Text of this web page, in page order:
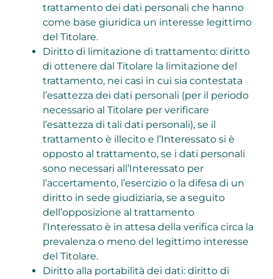
trattamento dei dati personali che hanno
come base giuridica un interesse legittimo
del Titolare.
Diritto di limitazione di trattamento: diritto
di ottenere dal Titolare la limitazione del
trattamento, nei casi in cui sia contestata
l’esattezza dei dati personali (per il periodo
necessario al Titolare per verificare
l’esattezza di tali dati personali), se il
trattamento è illecito e l’Interessato si è
opposto al trattamento, se i dati personali
sono necessari all’Interessato per
l’accertamento, l’esercizio o la difesa di un
diritto in sede giudiziaria, se a seguito
dell’opposizione al trattamento
l’Interessato è in attesa della verifica circa la
prevalenza o meno del legittimo interesse
del Titolare.
Diritto alla portabilità dei dati: diritto di